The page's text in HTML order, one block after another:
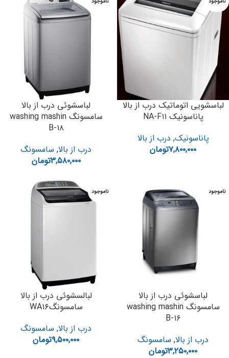
لباسشویی اتوماتیک درب از بالا
پاناسونیک NA-F۱۱
پاناسونیک, درب از بالا
۷,۸۰۰,۰۰۰تومان
لباسشوئی درب از بالا
سامسونگ washing mashin
B-۱۸
درب از بالا, سامسونگ
۳,۵۸۰,۰۰۰تومان
ناموجود
لباسشوئی درب از بالا
سامسونگ washing mashin
B-۱۶
درب از بالا, سامسونگ
۳,۲۵۰,۰۰۰تومان
ناموجود
لبالسشوئی درب از بالا
سامسونگWA۱۶
درب از بالا, سامسونگ
۹,۵۰۰,۰۰۰تومان